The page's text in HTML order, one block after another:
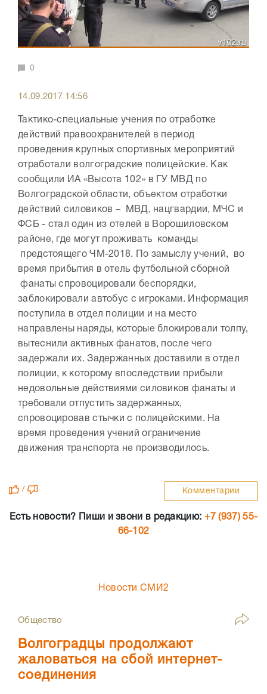
0
14.09.2017 14:56
Тактико-специальные учения по отработке
действий правоохранителей в период
проведения крупных спортивных мероприятий
отработали волгоградские полицейские. Как
сообщили ИА «Высота 102» в ГУ МВД по
Волгоградской области, объектом отработки
действий силовиков – МВД, нацгвардии, МЧС и
ФСБ - стал один из отелей в Ворошиловском
районе, где могут проживать команды
предстоящего ЧМ-2018. По замыслу учений, во
время прибытия в отель футбольной сборной
фанаты спровоцировали беспорядки,
заблокировали автобус с игроками. Информация
поступила в отдел полиции и на место
направлены наряды, которые блокировали толпу,
вытеснили активных фанатов, после чего
задержали их. Задержанных доставили в отдел
полиции, к которому впоследствии прибыли
недовольные действиями силовиков фанаты и
требовали отпустить задержанных,
спровоцировав стычки с полицейскими. На
время проведения учений ограничение
движения транспорта не производилось.
/ Комментарии
Есть новости? Пиши и звони в редакцию: +7 (937) 55-
66-102
Новости СМИ2
Общество
Волгоградцы продолжают
жаловаться на сбой интернет-
соединения